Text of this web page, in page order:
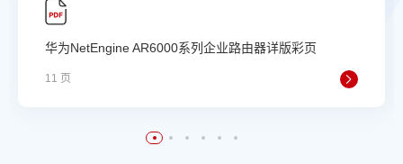
华为NetEngine AR6000系列企业路由器详版彩页
11 页